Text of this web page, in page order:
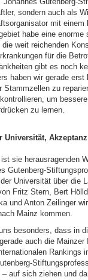
sondern auch als
mit
habe eine
weit reichenden
für die
gibt es noch
haben wir gerade
Stammzellen zu
um
zu lernen.
Universität,
sie herausragenden
Gutenberg-
Universität über die
Fritz Stern, Bert
und Anton Zeilinger
Mainz kommen.
besonders, dass in
auch die
Rankings
– auf sich ziehen und